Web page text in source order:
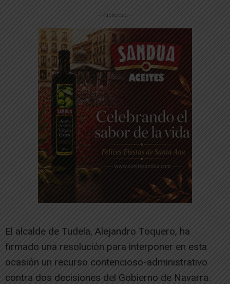
-- Publicidad --
El alcalde de Tudela, Alejandro Toquero, ha
firmado una resolución para interponer en esta
ocasión un recurso contencioso-administrativo
contra dos decisiones del Gobierno de Navarra.